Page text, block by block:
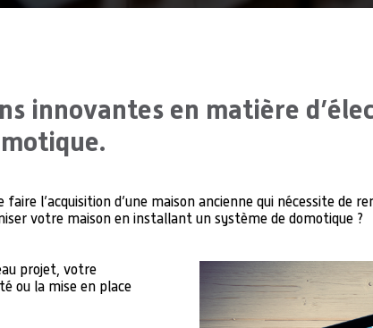
innovantes en matière
l’acquisition d’une maison ancienne qui nécessite de
votre maison en installant un système de domotique ?
projet, votre
ou la mise en place